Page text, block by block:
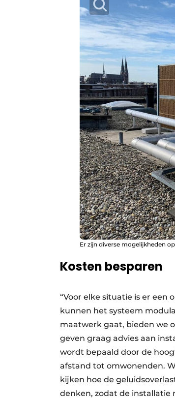
Er zijn diverse mogelijkheden
Kosten besparen
“Voor elke situatie is er een
kunnen het systeem
maatwerk gaat, bieden we
geven graag advies aan
wordt bepaald door de
afstand tot omwonenden.
kijken hoe de
denken, zodat de